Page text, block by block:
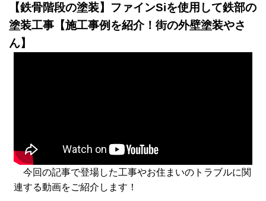
【鉄骨階段の塗装】ファインSiを使用して鉄部の
塗装工事【施工事例を紹介！街の外壁塗装やさ
ん】
今回の記事で登場した工事やお住まいのトラブルに関
連する動画をご紹介します！